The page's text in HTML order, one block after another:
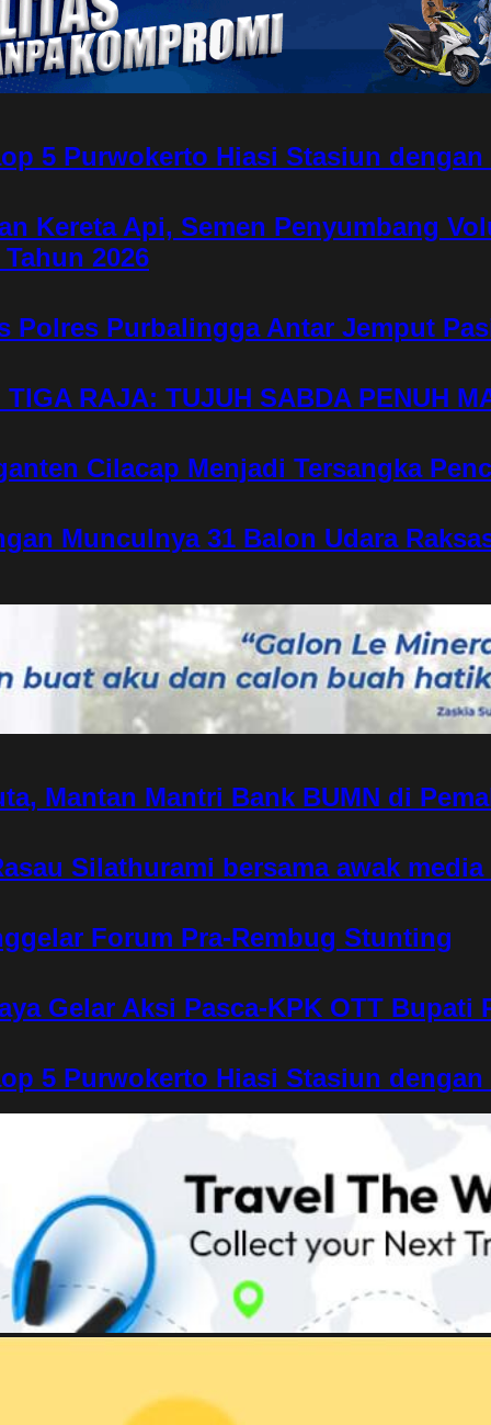
5 Purwokerto Hiasi Stasiun
Kereta Api, Semen Penyumbang
2026
Polres Purbalingga Antar Jemput
RAJA: TUJUH SABDA PENUH
Cilacap Menjadi Tersangka
Munculnya 31 Balon Udara
Mantan Mantri Bank BUMN di
Silathurami bersama awak
Forum Pra-Rembug Stunting
Gelar Aksi Pasca-KPK OTT Bupati
5 Purwokerto Hiasi Stasiun